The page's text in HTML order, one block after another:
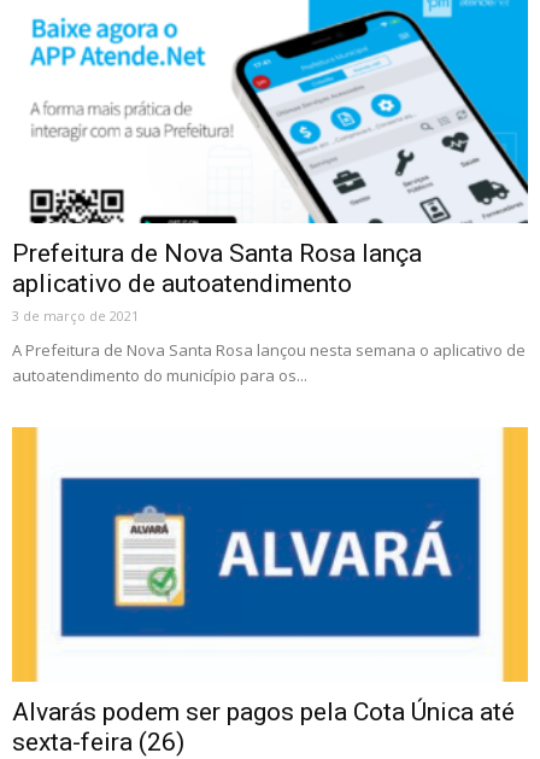
Prefeitura de Nova Santa Rosa lança
aplicativo de autoatendimento
3 de março de 2021
A Prefeitura de Nova Santa Rosa lançou nesta semana o aplicativo de
autoatendimento do município para os...
Alvarás podem ser pagos pela Cota Única até
sexta-feira (26)